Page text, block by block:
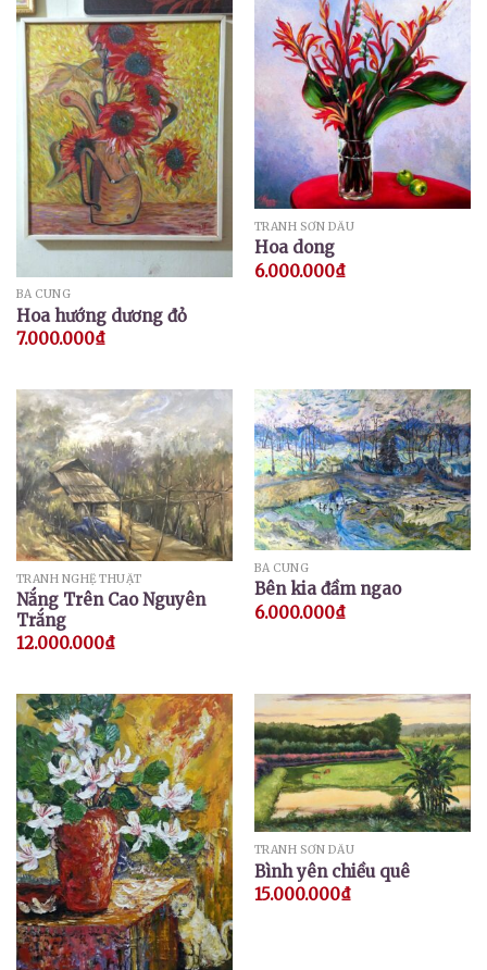
BÁ CUNG
Hoa hướng dương đỏ
7.000.000₫
TRANH SƠN DẦU
Hoa dong
6.000.000₫
TRANH NGHỆ THUẬT
Nắng Trên Cao Nguyên
Trắng
12.000.000₫
BÁ CUNG
Bên kia đầm ngao
6.000.000₫
TRANH SƠN DẦU
Bình yên chiều quê
15.000.000₫